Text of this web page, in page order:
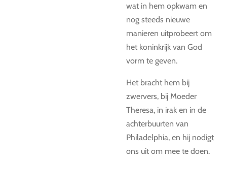
wat in hem opkwam en
nog steeds nieuwe
manieren uitprobeert om
het koninkrijk van God
vorm te geven.
Het bracht hem bij
zwervers, bij Moeder
Theresa, in irak en in de
achterbuurten van
Philadelphia, en hij nodigt
ons uit om mee te doen.